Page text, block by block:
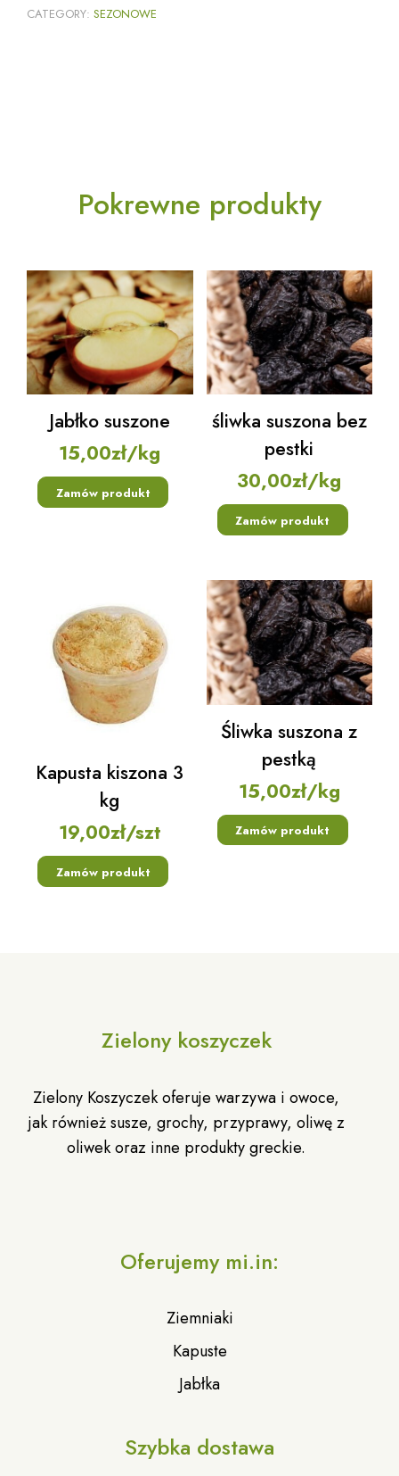
CATEGORY: SEZONOWE
Pokrewne produkty
Jabłko suszone
15,00zł/kg
Zamów produkt
śliwka suszona bez
pestki
30,00zł/kg
Zamów produkt
Kapusta kiszona 3
kg
19,00zł/szt
Zamów produkt
Śliwka suszona z
pestką
15,00zł/kg
Zamów produkt
Zielony koszyczek
Zielony Koszyczek oferuje warzywa i owoce,
jak również susze, grochy, przyprawy, oliwę z
oliwek oraz inne produkty greckie.
Oferujemy mi.in:
Ziemniaki
Kapuste
Jabłka
Szybka dostawa